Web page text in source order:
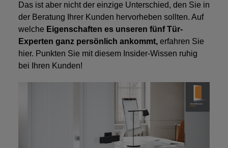
Das ist aber nicht der einzige Unterschied, den Sie in
der Beratung Ihrer Kunden hervorheben sollten. Auf
welche Eigenschaften es unseren fünf Tür-
Experten ganz persönlich ankommt, erfahren Sie
hier. Punkten Sie mit diesem Insider-Wissen ruhig
bei Ihren Kunden!